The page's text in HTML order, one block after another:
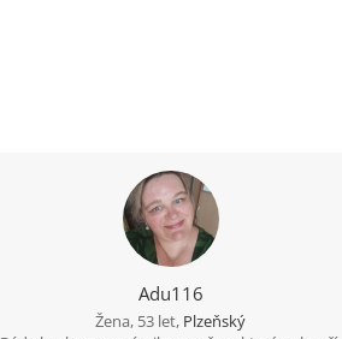
Adu116
Žena, 53 let, Plzeňský